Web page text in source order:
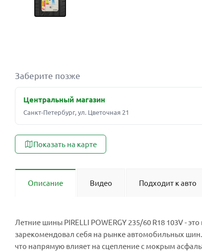
Заберите позже
Центральный магазин
Санкт-Петербург, ул. Цветочная 21
Показать на карте
Описание Видео Подходит к авто
Летние шины PIRELLI POWERGY 235/60 R18 103V -
зарекомендовал себя на рынке автомобильных
что напрямую влияет на сцепление с мокрым